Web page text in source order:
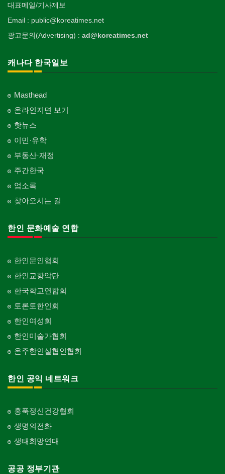
대표메일/기사제보
Email : public@koreatimes.net
광고문의(Advertising) : ad@koreatimes.net
캐나다 한국일보
Masthead
온라인지면 보기
핫뉴스
이민·유학
부동산·재정
주간한국
업소록
찾아오시는 길
한인 문화예술 연합
한인문인협회
한인교향악단
한국학교연합회
토론토한인회
한인여성회
한인미술가협회
온주한인실협인협회
한인 공익 네트워크
홍푹정신건강협회
생명의전화
생태희망연대
공공 정부기관